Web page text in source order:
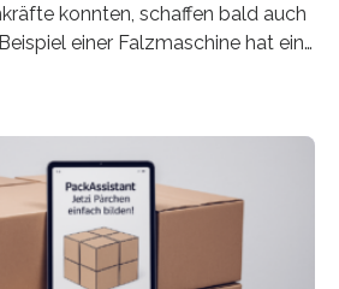
konnten, schaffen bald auch
einer Falzmaschine hat ein
so sehr vereinfacht,
Methodik lässt sich auf alle
Eine Falzmaschine
für echte Profis. Eine solche
Broschüren, Prospekte,
mehr – mehrere Zehntausend